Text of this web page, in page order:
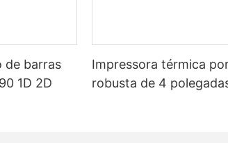
de barras
1D 2D
Impressora térmica
robusta de 4